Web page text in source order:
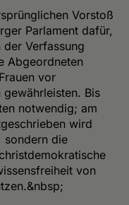
Vorstoß
Parlament dafür,
Verfassung
Abgeordneten
vor
Bis
notwendig; am
wird
sondern die
von